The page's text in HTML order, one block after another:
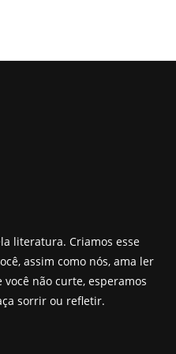
literatura. Criamos esse
assim como nós, ama ler
não curte, esperamos
sorrir ou refletir.